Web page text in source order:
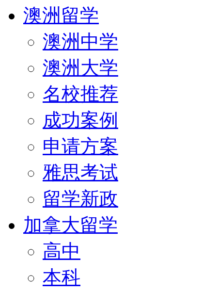
澳洲留学
澳洲中学
澳洲大学
名校推荐
成功案例
申请方案
雅思考试
留学新政
加拿大留学
高中
本科